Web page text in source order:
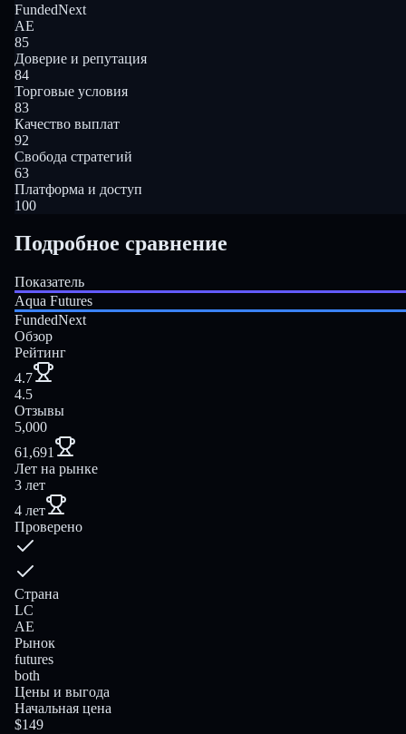
FundedNext
AE
85
Доверие и репутация
84
Торговые условия
83
Качество выплат
92
Свобода стратегий
63
Платформа и доступ
100
Подробное сравнение
Показатель
Aqua Futures
FundedNext
Обзор
Рейтинг
4.7
4.5
Отзывы
5,000
61,691
Лет на рынке
3 лет
4 лет
Проверено
Страна
LC
AE
Рынок
futures
both
Цены и выгода
Начальная цена
$149